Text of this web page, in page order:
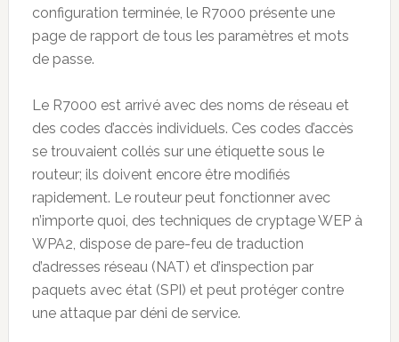
configuration terminée, le R7000 présente une
page de rapport de tous les paramètres et mots
de passe.
Le R7000 est arrivé avec des noms de réseau et
des codes d’accès individuels. Ces codes d’accès
se trouvaient collés sur une étiquette sous le
routeur; ils doivent encore être modifiés
rapidement. Le routeur peut fonctionner avec
n’importe quoi, des techniques de cryptage WEP à
WPA2, dispose de pare-feu de traduction
d’adresses réseau (NAT) et d’inspection par
paquets avec état (SPI) et peut protéger contre
une attaque par déni de service.